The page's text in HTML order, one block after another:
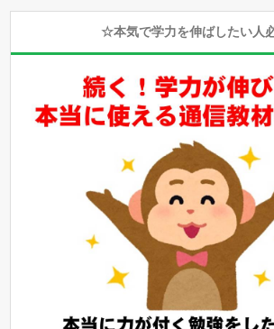
☆本気で学力を伸ばしたい人